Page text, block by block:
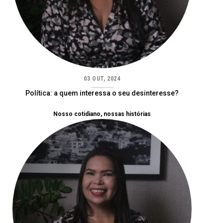
03 OUT, 2024
Política: a quem interessa o seu desinteresse?
Nosso cotidiano, nossas histórias